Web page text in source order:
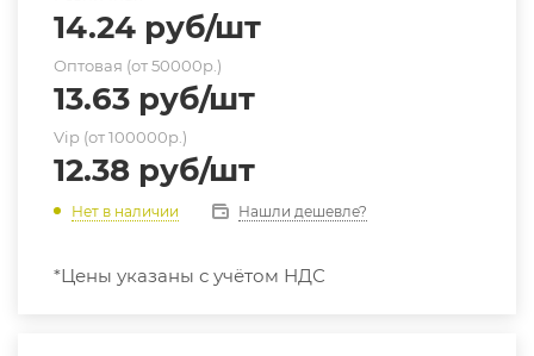
14.24 руб/шт
Оптовая (от 50000р.)
13.63 руб/шт
Vip (от 100000р.)
12.38 руб/шт
Нет в наличии Нашли дешевле?
*Цены указаны с учётом НДС